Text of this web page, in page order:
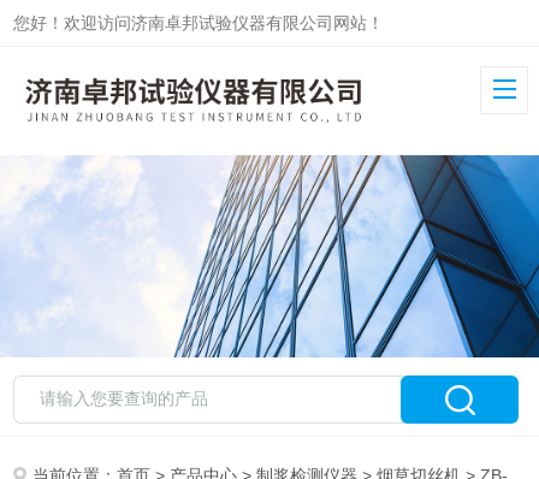
您好！欢迎访问济南卓邦试验仪器有限公司网站！